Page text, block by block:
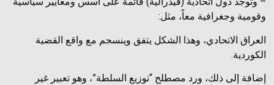
وقومية وجغرافية معاً، مثل:
العراق الاتحادي، وهذا الشكل يتفق وينسجم مع واقع القضية
الكوردية.
إضافة إلى ذلك، ورد مصطلح “توزيع السلطة”، وهو تعبير غير